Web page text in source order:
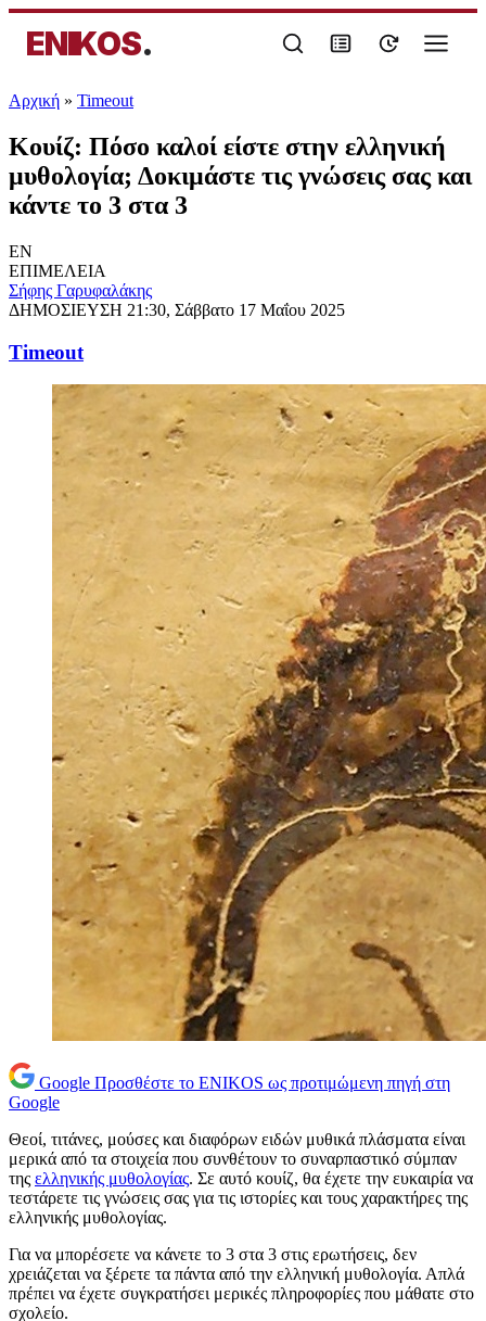
ENIKOS.
Αρχική » Timeout
Κουίζ: Πόσο καλοί είστε στην ελληνική
μυθολογία; Δοκιμάστε τις γνώσεις σας και
κάντε το 3 στα 3
EN
ΕΠΙΜΕΛΕΙΑ
Σήφης Γαρυφαλάκης
ΔΗΜΟΣΙΕΥΣΗ 21:30, Σάββατο 17 Μαΐου 2025
Timeout
Google Προσθέστε το ENIKOS ως προτιμώμενη πηγή στη
Google
Θεοί, τιτάνες, μούσες και διαφόρων ειδών μυθικά πλάσματα είναι
μερικά από τα στοιχεία που συνθέτουν το συναρπαστικό σύμπαν
της ελληνικής μυθολογίας. Σε αυτό κουίζ, θα έχετε την ευκαιρία να
τεστάρετε τις γνώσεις σας για τις ιστορίες και τους χαρακτήρες της
ελληνικής μυθολογίας.
Για να μπορέσετε να κάνετε το 3 στα 3 στις ερωτήσεις, δεν
χρειάζεται να ξέρετε τα πάντα από την ελληνική μυθολογία. Απλά
πρέπει να έχετε συγκρατήσει μερικές πληροφορίες που μάθατε στο
σχολείο.